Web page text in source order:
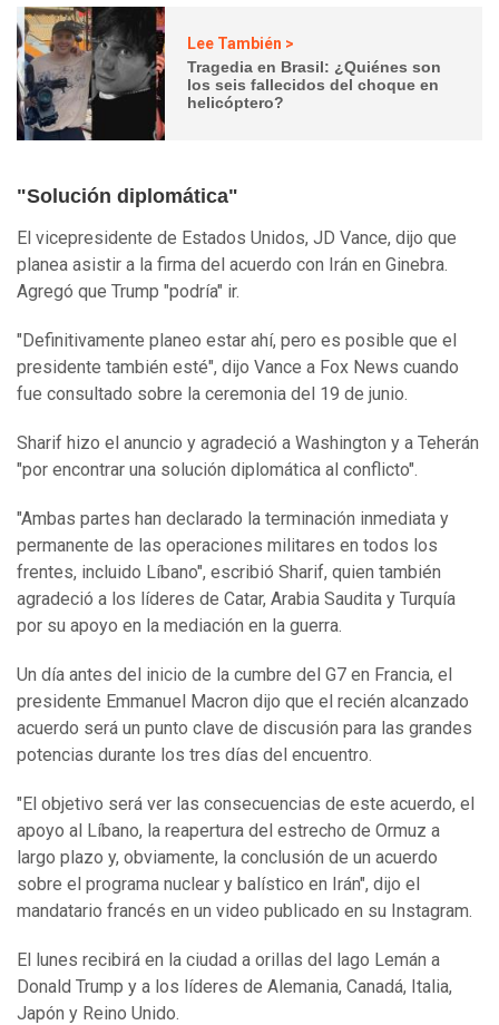
Lee También >
Tragedia en Brasil: ¿Quiénes son
los seis fallecidos del choque en
helicóptero?
"Solución diplomática"
El vicepresidente de Estados Unidos, JD Vance, dijo que
planea asistir a la firma del acuerdo con Irán en Ginebra.
Agregó que Trump "podría" ir.
"Definitivamente planeo estar ahí, pero es posible que el
presidente también esté", dijo Vance a Fox News cuando
fue consultado sobre la ceremonia del 19 de junio.
Sharif hizo el anuncio y agradeció a Washington y a Teherán
"por encontrar una solución diplomática al conflicto".
"Ambas partes han declarado la terminación inmediata y
permanente de las operaciones militares en todos los
frentes, incluido Líbano", escribió Sharif, quien también
agradeció a los líderes de Catar, Arabia Saudita y Turquía
por su apoyo en la mediación en la guerra.
Un día antes del inicio de la cumbre del G7 en Francia, el
presidente Emmanuel Macron dijo que el recién alcanzado
acuerdo será un punto clave de discusión para las grandes
potencias durante los tres días del encuentro.
"El objetivo será ver las consecuencias de este acuerdo, el
apoyo al Líbano, la reapertura del estrecho de Ormuz a
largo plazo y, obviamente, la conclusión de un acuerdo
sobre el programa nuclear y balístico en Irán", dijo el
mandatario francés en un video publicado en su Instagram.
El lunes recibirá en la ciudad a orillas del lago Lemán a
Donald Trump y a los líderes de Alemania, Canadá, Italia,
Japón y Reino Unido.